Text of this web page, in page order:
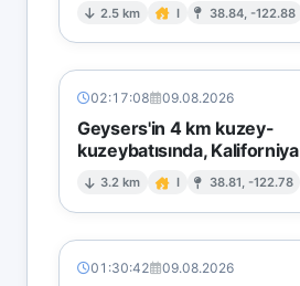
2.5 km I 38.84, -122.88
02:17:08 09.08.2026
Geysers'in 4 km kuzey-
kuzeybatısında, Kaliforniya
3.2 km I 38.81, -122.78
01:30:42 09.08.2026